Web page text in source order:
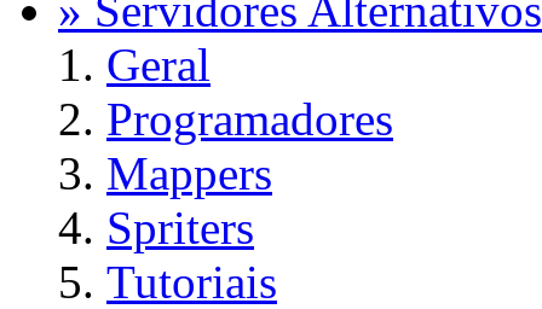
» Servidores
Geral
Programadores
Mappers
Spriters
Tutoriais